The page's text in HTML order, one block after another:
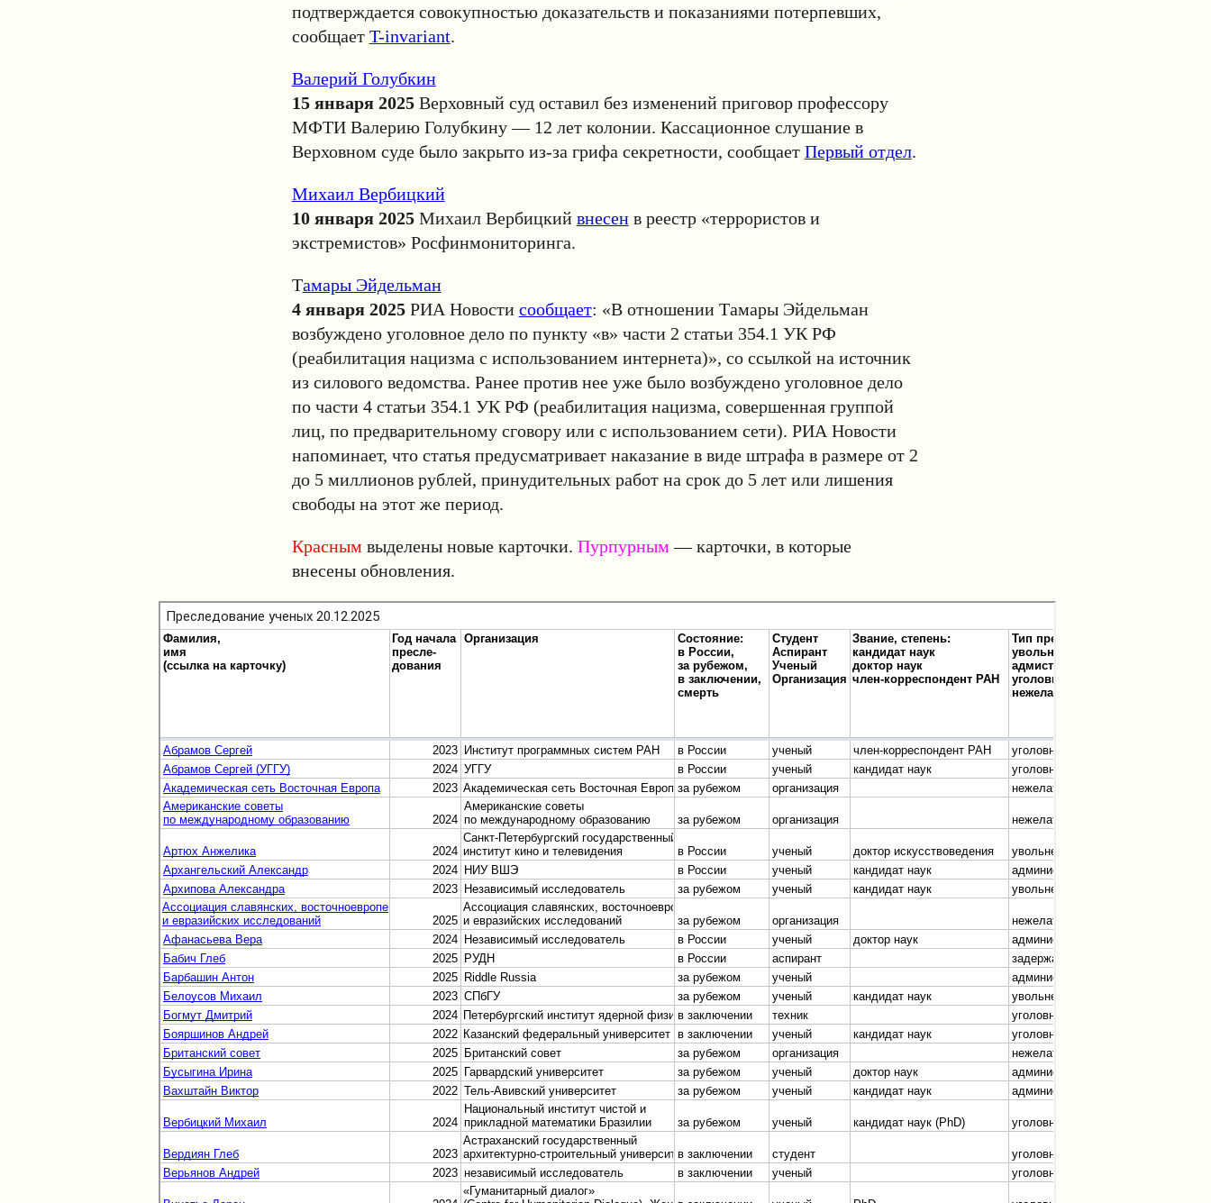
подтверждается совокупностью доказательств и показаниями потерпевших,
сообщает T-invariant.
Валерий Голубкин
15 января 2025Верховный суд оставил без изменений приговор профессору
МФТИ Валерию Голубкину — 12 лет колонии. Кассационное слушание в
Верховном суде было закрыто из-за грифа секретности, сообщает Первый отдел.
Михаил Вербицкий
10 января 2025Михаил Вербицкий внесенв реестр «террористов и
экстремистов» Росфинмониторинга.
Тамары Эйдельман
4 января 2025РИА Новости сообщает: «В отношении Тамары Эйдельман
возбуждено уголовное дело по пункту «в» части 2 статьи 354.1 УК РФ
(реабилитация нацизма с использованием интернета)», со ссылкой на источник
из силового ведомства. Ранее против нее уже было возбуждено уголовное дело
по части 4 статьи 354.1 УК РФ (реабилитация нацизма, совершенная группой
лиц, по предварительному сговору или с использованием сети). РИА Новости
напоминает, что статья предусматривает наказание в виде штрафа в размере от 2
до 5 миллионов рублей, принудительных работ на срок до 5 лет или лишения
свободы на этот же период.
Красным выделены новые карточки. Пурпурным — карточки, в которые
внесены обновления.